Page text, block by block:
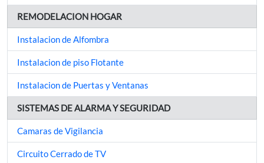
REMODELACION HOGAR
Instalacion de Alfombra
Instalacion de piso Flotante
Instalacion de Puertas y Ventanas
SISTEMAS DE ALARMA Y SEGURIDAD
Camaras de Vigilancia
Circuito Cerrado de TV